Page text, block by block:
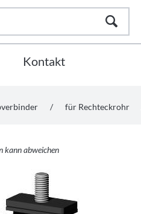
Kontakt
/ für Rechteckrohr
kann abweichen